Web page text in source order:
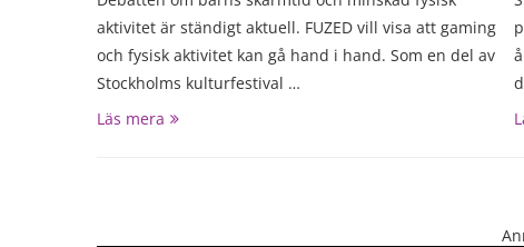
aktivitet är ständigt aktuell. FUZED vill visa att gaming
och fysisk aktivitet kan gå hand i hand. Som en del av
Stockholms kulturfestival …
Läs mera